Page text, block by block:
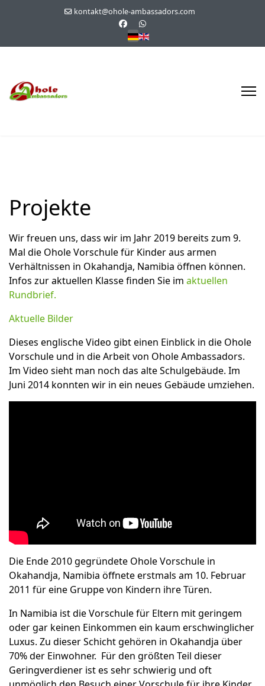
kontakt@ohole-ambassadors.com
Sprache auswählen
Projekte
Wir freuen uns, dass wir im Jahr 2019 bereits zum 9.
Mal die Ohole Vorschule für Kinder aus armen
Verhältnissen in Okahandja, Namibia öffnen können.
Infos zur aktuellen Klasse finden Sie im aktuellen
Rundbrief.
Aktuelle Bilder
Dieses englische Video gibt einen Einblick in die Ohole
Vorschule und in die Arbeit von Ohole Ambassadors.
Im Video sieht man noch das alte Schulgebäude. Im
Juni 2014 konnten wir in ein neues Gebäude umziehen.
Die Ende 2010 gegründete Ohole Vorschule in
Okahandja, Namibia öffnete erstmals am 10. Februar
2011 für eine Gruppe von Kindern ihre Türen.
In Namibia ist die Vorschule für Eltern mit geringem
oder gar keinen Einkommen ein kaum erschwinglicher
Luxus. Zu dieser Schicht gehören in Okahandja über
70% der Einwohner. Für den größten Teil dieser
Geringverdiener ist es sehr schwierig und oft